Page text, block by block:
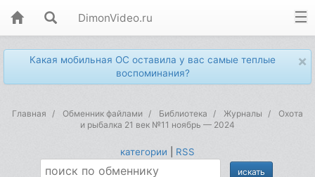
DimonVideo.ru
×
Какая мобильная ОС оставила у вас самые теплые
воспоминания?
Главная Обменник файлами Библиотека Журналы
Охота
и рыбалка 21 век №11 ноябрь — 2024
категории RSS